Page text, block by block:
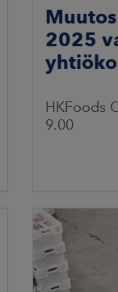
2025
HKFoods
9.00